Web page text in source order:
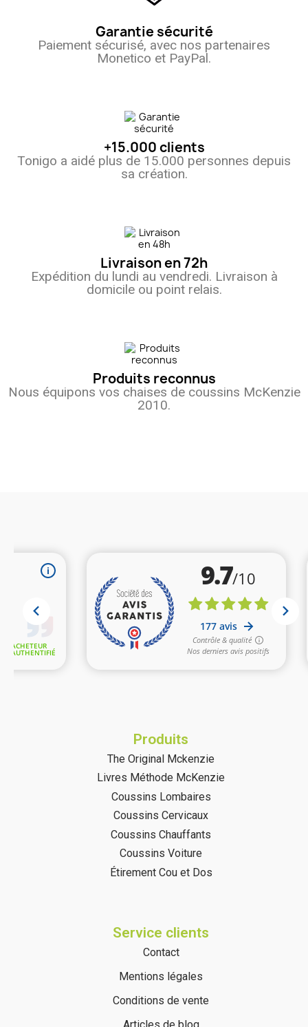
Garantie sécurité
Paiement sécurisé, avec nos partenaires
Monetico et PayPal.
+15.000 clients
Tonigo a aidé plus de 15.000 personnes depuis
sa création.
Livraison en 72h
Expédition du lundi au vendredi. Livraison à
domicile ou point relais.
Produits reconnus
Nous équipons vos chaises de coussins McKenzie
2010.
Produits
The Original Mckenzie
Livres Méthode McKenzie
Coussins Lombaires
Coussins Cervicaux
Coussins Chauffants
Coussins Voiture
Étirement Cou et Dos
Service clients
Contact
Mentions légales
Conditions de vente